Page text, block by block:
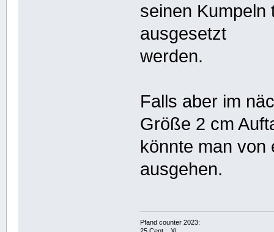
seinen Kumpeln
ausgesetzt
werden.
Falls aber im
Größe 2 cm
könnte man von
ausgehen.
Pfand counter 2023: